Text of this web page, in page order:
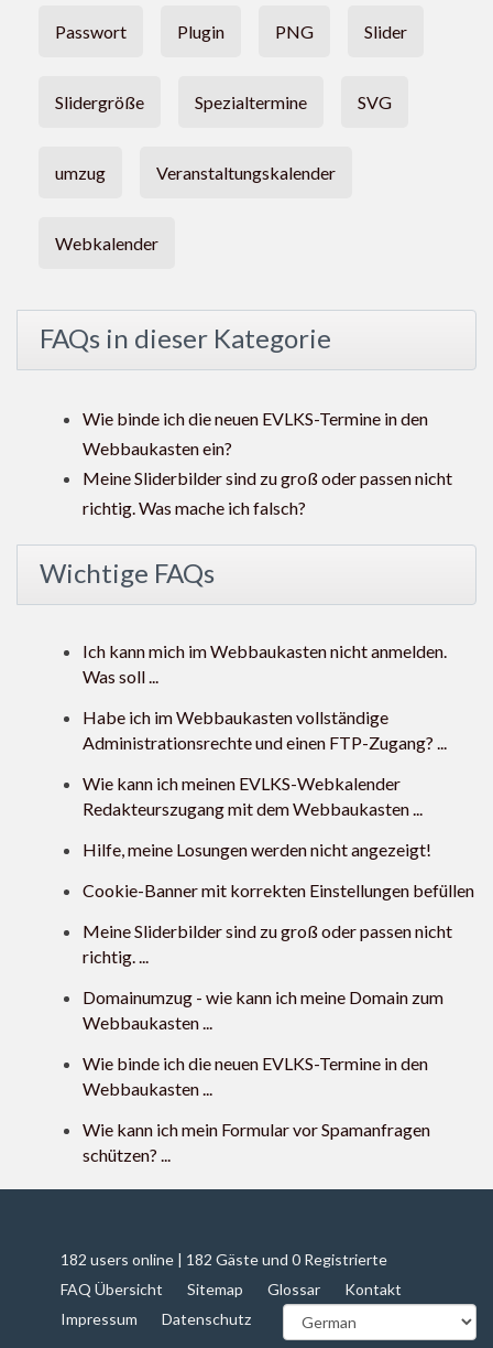
Passwort Plugin PNG Slider
Slidergröße Spezialtermine SVG
umzug Veranstaltungskalender
Webkalender
FAQs in dieser Kategorie
Wie binde ich die neuen EVLKS-Termine in den
Webbaukasten ein?
Meine Sliderbilder sind zu groß oder passen nicht
richtig. Was mache ich falsch?
Wichtige FAQs
Ich kann mich im Webbaukasten nicht anmelden.
Was soll ...
Habe ich im Webbaukasten vollständige
Administrationsrechte und einen FTP-Zugang? ...
Wie kann ich meinen EVLKS-Webkalender
Redakteurszugang mit dem Webbaukasten ...
Hilfe, meine Losungen werden nicht angezeigt!
Cookie-Banner mit korrekten Einstellungen befüllen
Meine Sliderbilder sind zu groß oder passen nicht
richtig. ...
Domainumzug - wie kann ich meine Domain zum
Webbaukasten ...
Wie binde ich die neuen EVLKS-Termine in den
Webbaukasten ...
Wie kann ich mein Formular vor Spamanfragen
schützen? ...
182 users online | 182 Gäste und 0 Registrierte
FAQ Übersicht
Sitemap Glossar
Kontakt
Impressum
Datenschutz